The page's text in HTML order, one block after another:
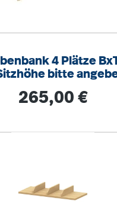
4 Plätze
bitte
Regulärer Preis:
265,00 €